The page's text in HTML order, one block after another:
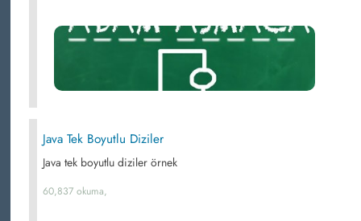
Java Tek Boyutlu Diziler
Java tek boyutlu diziler örnek
60,837 okuma,